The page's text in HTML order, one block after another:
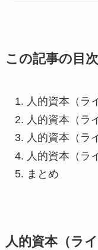
この記事の目次
人的資本（ラ
人的資本（ラ
人的資本（ラ
人的資本（ラ
まとめ
人的資本（ラ